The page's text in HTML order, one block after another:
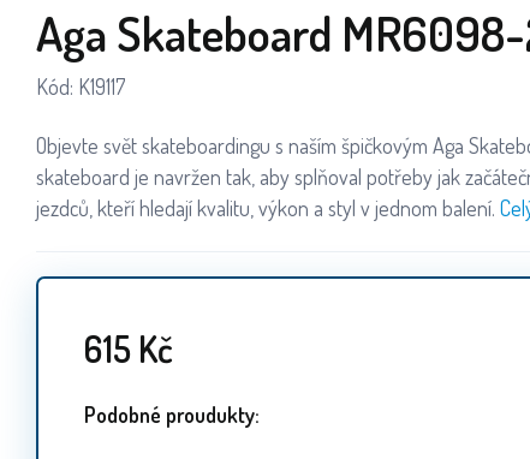
Aga Skateboard MR6098-
Kód: K19117
Objevte svět skateboardingu s naším špičkovým Aga
skateboard je navržen tak, aby splňoval potřeby jak
jezdců, kteří hledají kvalitu, výkon a styl v jednom balení.
615 Kč
Podobné proudukty: